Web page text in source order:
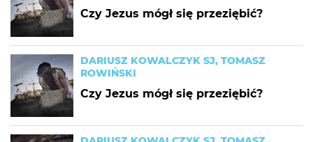
Czy Jezus mógł się przeziębić?
DARIUSZ KOWALCZYK SJ, TOMASZ
ROWIŃSKI
Czy Jezus mógł się przeziębić?